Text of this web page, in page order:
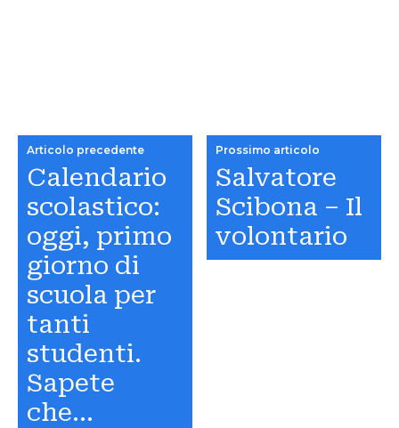
Articolo precedente
Calendario
scolastico:
oggi, primo
giorno di
scuola per
tanti
studenti.
Sapete
che…
Prossimo articolo
Salvatore
Scibona – Il
volontario